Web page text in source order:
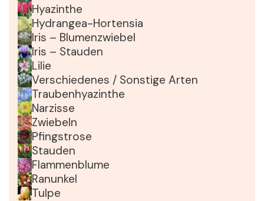
Hyazinthe
Hydrangea-Hortensia
Iris – Blumenzwiebel
Iris – Stauden
Lilie
Verschiedenes / Sonstige Arten
Traubenhyazinthe
Narzisse
Zwiebeln
Pfingstrose
Stauden
Flammenblume
Ranunkel
Tulpe